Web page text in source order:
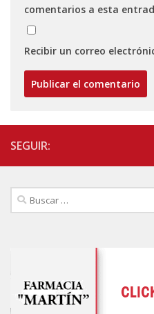
comentarios a esta
Recibir un correo
SEGUIR:
Buscar: